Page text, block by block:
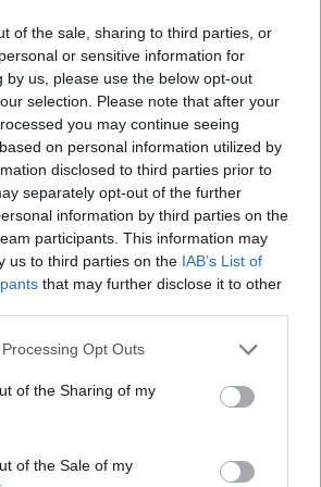
of the sale, sharing to third parties, or
or sensitive information for
by us, please use the below opt-out
selection. Please note that after your
you may continue seeing
on personal information utilized by
disclosed to third parties prior to
separately opt-out of the further
information by third parties on the
participants. This information may
us to third parties on the IAB’s List of
that may further disclose it to other
Opt Outs
of the Sharing of my
of the Sale of my
el correu electrònic i el lloc web en
a la propera vegada que comenti.